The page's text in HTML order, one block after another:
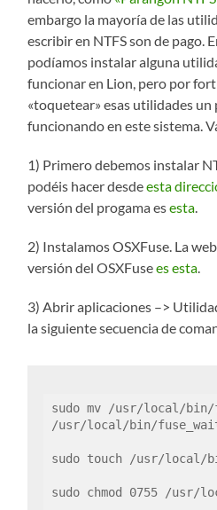
embargo la mayoría de las
escribir en NTFS son de pago.
podíamos instalar alguna
funcionar en Lion, pero por
«toquetear» esas utilidades un
funcionando en este sistema.
1) Primero debemos instalar
podéis hacer desdeesta
versión del progama esesta.
2) Instalamos OSXFuse. La
versión del OSXFusees esta.
3) Abrir aplicaciones –>
la siguiente secuencia de
sudo mv /usr/local/bin/
/usr/local/bin/
sudo touch /usr/local/
sudo chmod 0755 /usr/